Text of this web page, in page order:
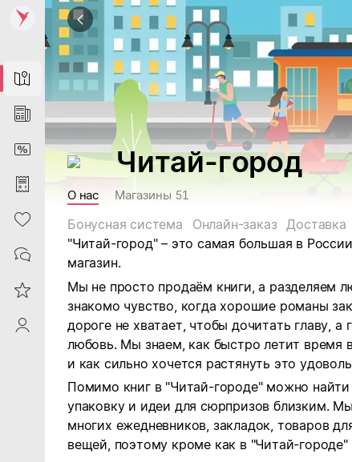
Map
News
DiscountCard
Purchases
Heart
Contacts
Reviews
ProfileSaby
Читай-город
О нас Магазины 51
Бонусная система Онлайн-заказ Доставка
"Читай-город" – это самая большая в
магазин.
Мы не просто продаём книги, а разделяем
знакомо чувство, когда хорошие романы
дороге не хватает, чтобы дочитать главу,
любовь. Мы знаем, как быстро летит время
и как сильно хочется растянуть это
Помимо книг в "Читай-городе" можно
упаковку и идеи для сюрпризов близким.
многих ежедневников, закладок, товаров
вещей, поэтому кроме как в "Читай-городе"